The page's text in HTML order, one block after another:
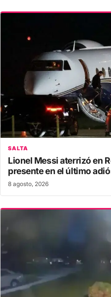
SALTA
Lionel Messi aterrizó en
presente en el último
8 agosto, 2026